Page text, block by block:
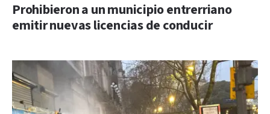
Prohibieron a un municipio entrerriano
emitir nuevas licencias de conducir